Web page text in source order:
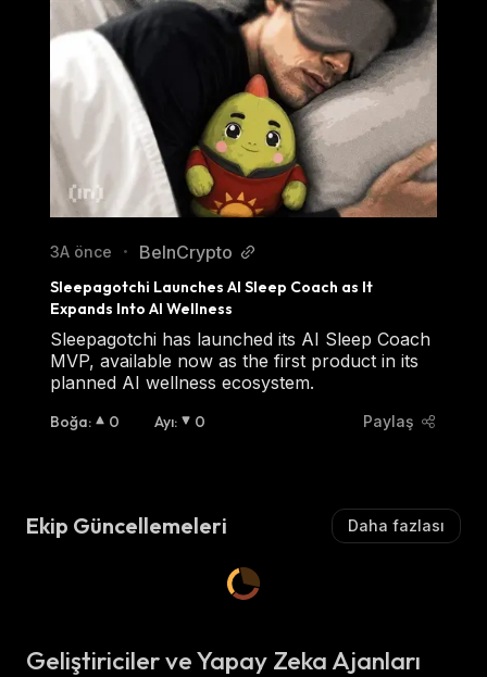
3A önce • BeInCrypto
Sleepagotchi Launches AI Sleep Coach as It
Expands Into AI Wellness
Sleepagotchi has launched its AI Sleep Coach
MVP, available now as the first product in its
planned AI wellness ecosystem.
Boğa: 0 Ayı: 0 Paylaş
Ekip Güncellemeleri Daha fazlası
Geliştiriciler ve Yapay Zeka Ajanları